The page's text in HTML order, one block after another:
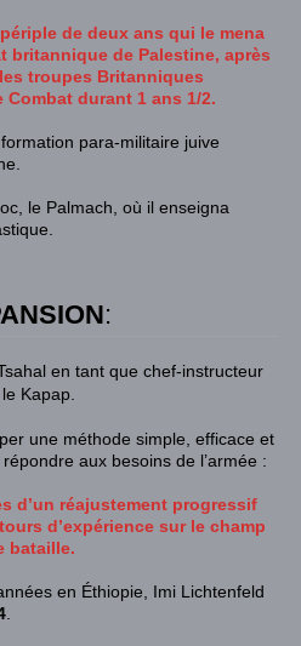
de deux ans qui le mena
britannique de Palestine, après
troupes Britanniques
durant 1 ans 1/2.
, formation para-militaire juive
le Palmach , où il enseigna
:
en tant que chef-instructeur
Kapap
une méthode simple, efficace et
aux besoins de l’armée :
d’un réajustement progressif
d’expérience sur le champ
bataille.
en Éthiopie , Imi Lichtenfeld